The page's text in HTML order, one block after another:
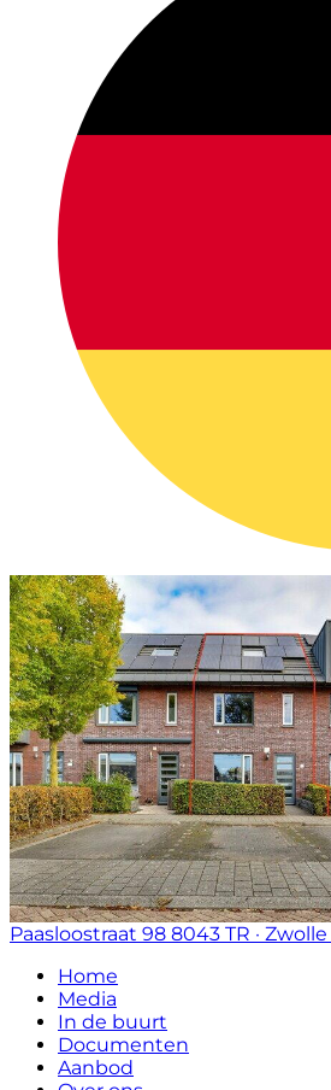
Paasloostraat 98 8043 TR · Zwolle
Home
Media
In de buurt
Documenten
Aanbod